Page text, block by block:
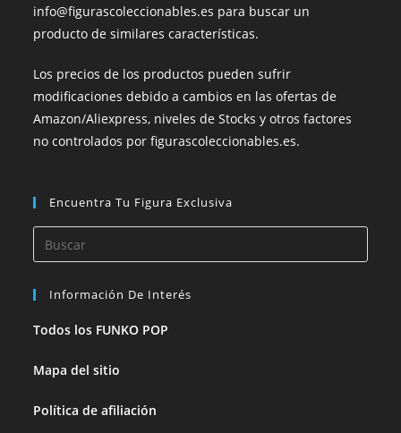
info@figurascoleccionables.es para buscar un
producto de similares características.
Los precios de los productos pueden sufrir
modificaciones debido a cambios en las ofertas de
Amazon/Aliexpress, niveles de Stocks y otros factores
no controlados por figurascoleccionables.es.
Encuentra Tu Figura Exclusiva
Información De Interés
Todos los FUNKO POP
Mapa del sitio
Política de afiliación